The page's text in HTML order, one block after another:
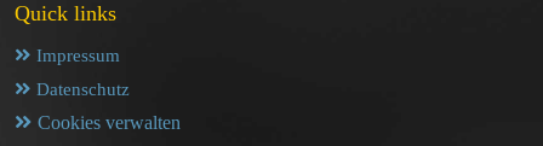
Quick links
Impressum
Datenschutz
Cookies verwalten